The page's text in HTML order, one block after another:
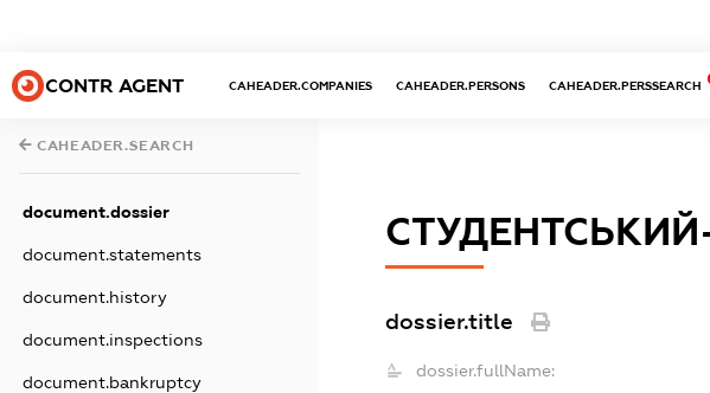
CONTR AGENT CAHEADER.COMPANIES CAHEADER.PERSONS CAHEADER.PERSSEARCH
CAHEADER.SEARCH
document.dossier
document.statements
document.history
document.inspections
document.bankruptcy
dossier.title
dossier.fullName: